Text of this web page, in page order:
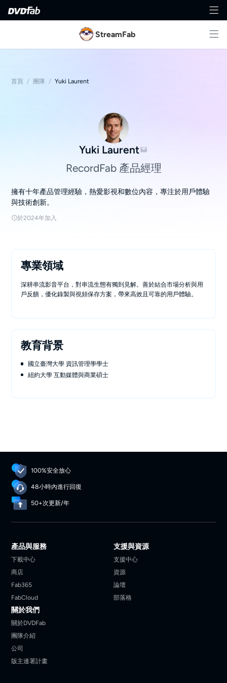
StreamFab
首頁 / 團隊 / Yuki Laurent
Yuki Laurent
RecordFab 產品經理
擁有十年產品管理經驗，熱愛影視和數位內容，專注於用戶體驗
與技術創新。
於2024年加入
專業領域
深耕串流影音平台，對串流生態有獨到見解。善於結合市場分析與用
戶反饋，優化錄製與視頻保存方案，帶來高效且可靠的用戶體驗。
教育背景
國立臺灣大學 資訊管理學學士
紐約大學 互動媒體與商業碩士
100%安全放心
48小時內進行回復
50+次更新/年
產品與服務
下載中心
商店
Fab365
FabCloud
支援與資源
支援中心
資源
論壇
部落格
關於我們
關於DVDFab
團隊介紹
公司
版主連署計畫